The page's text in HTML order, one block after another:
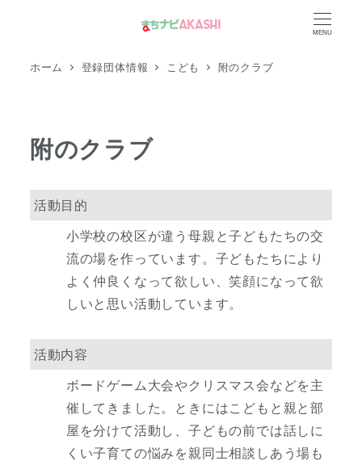
MENU
ホーム 登録団体情報 こども 附のクラブ
附のクラブ
活動目的
小学校の校区が違う母親と子どもたちの交
流の場を作っています。子どもたちにより
よく仲良くなって欲しい、笑顔になって欲
しいと思い活動しています。
活動内容
ボードゲーム大会やクリスマス会などを主
催してきました。ときにはこどもと親と部
屋を分けて活動し、子どもの前では話しに
くい子育ての悩みを親同士相談しあう場も